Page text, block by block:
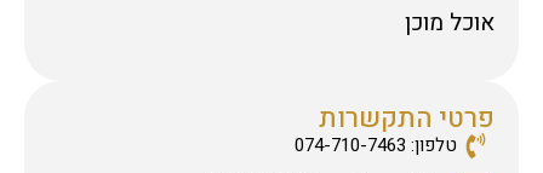
אוכל מוכן
פרטי התקשרות
טלפון: 074-710-7463